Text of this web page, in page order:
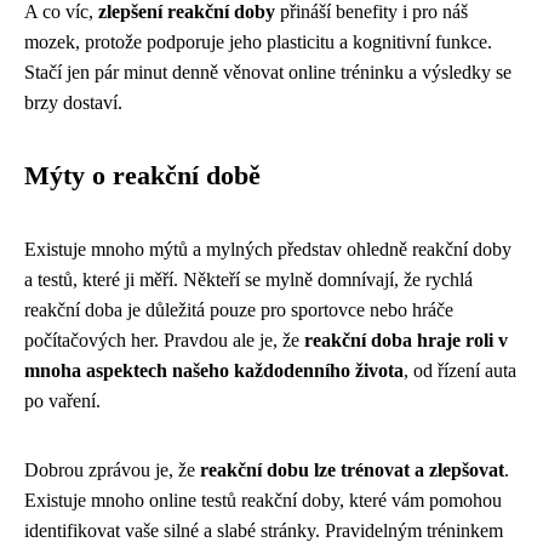
A co víc, zlepšení reakční doby přináší benefity i pro náš
mozek, protože podporuje jeho plasticitu a kognitivní funkce.
Stačí jen pár minut denně věnovat online tréninku a výsledky se
brzy dostaví.
Mýty o reakční době
Existuje mnoho mýtů a mylných představ ohledně reakční doby
a testů, které ji měří. Někteří se mylně domnívají, že rychlá
reakční doba je důležitá pouze pro sportovce nebo hráče
počítačových her. Pravdou ale je, že reakční doba hraje roli v
mnoha aspektech našeho každodenního života, od řízení auta
po vaření.
Dobrou zprávou je, že reakční dobu lze trénovat a zlepšovat.
Existuje mnoho online testů reakční doby, které vám pomohou
identifikovat vaše silné a slabé stránky. Pravidelným tréninkem